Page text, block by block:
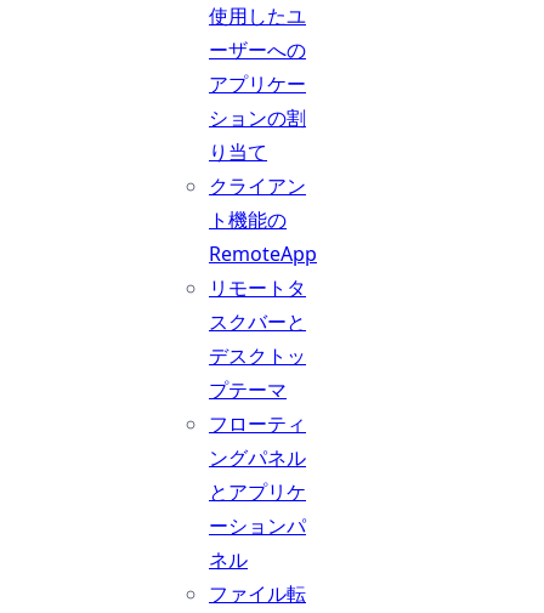
使用したユ
ーザーへの
アプリケー
ションの割
り当て
クライアン
ト機能の
RemoteApp
リモートタ
スクバーと
デスクトッ
プテーマ
フローティ
ングパネル
とアプリケ
ーションパ
ネル
ファイル転